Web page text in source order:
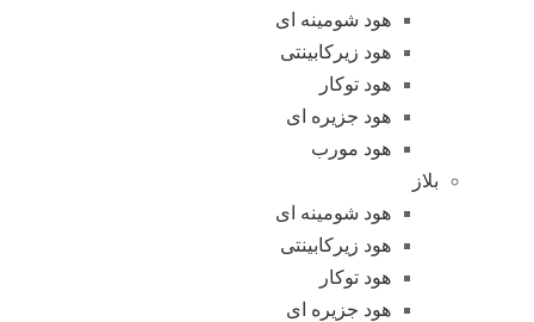
هود شومینه ای
هود زیرکابینتی
هود توکار
هود جزیره ای
هود مورب
بلاز
هود شومینه ای
هود زیرکابینتی
هود توکار
هود جزیره ای